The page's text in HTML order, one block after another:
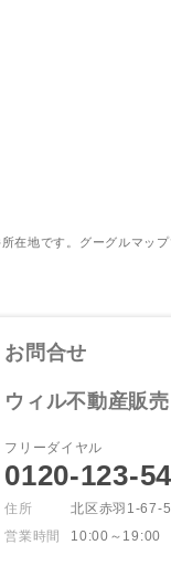
在地です。グーグルマッ
お問合せ
ウィル不動産販
フリーダイヤル
0120-123-
住所
北区赤羽1-67-
営業時間
10:00～